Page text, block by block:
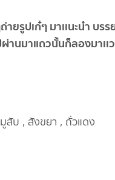
ยรูปเก๋ๆ มาเเนะนำ บร
นมาแถวนั้นก็ลองมาเเ
สับ , สังขยา , ถั่วแดง